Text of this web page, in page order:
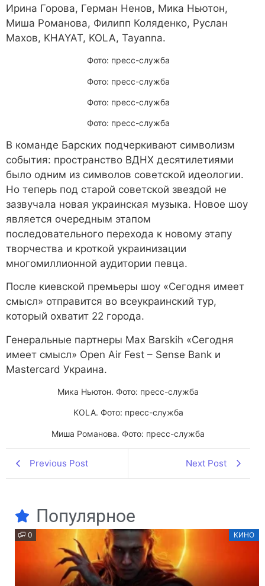
Ирина Горова, Герман Ненов, Мика Ньютон,
Миша Романова, Филипп Коляденко, Руслан
Махов, KHAYAT, KOLA, Tayanna.
Фото: пресс-служба
Фото: пресс-служба
Фото: пресс-служба
Фото: пресс-служба
В команде Барских подчеркивают символизм
события: пространство ВДНХ десятилетиями
было одним из символов советской идеологии.
Но теперь под старой советской звездой не
зазвучала новая украинская музыка. Новое шоу
является очередным этапом
последовательного перехода к новому этапу
творчества и кроткой украинизации
многомиллионной аудитории певца.
После киевской премьеры шоу «Сегодня имеет
смысл» отправится во всеукраинский тур,
который охватит 22 города.
Генеральные партнеры Max Barskih «Сегодня
имеет смысл» Open Air Fest – Sense Bank и
Mastercard Украина.
Мика Ньютон. Фото: пресс-служба
KOLA. Фото: пресс-служба
Миша Романова. Фото: пресс-служба
Previous Post Next Post
Популярное
0 КИНО